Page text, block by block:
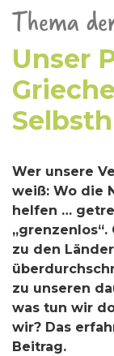
Thema
Unser
Wer unsere
weiß: Wo die
helfen …
zu den
zu unseren
was tun wir
wir? Das
Beitrag.